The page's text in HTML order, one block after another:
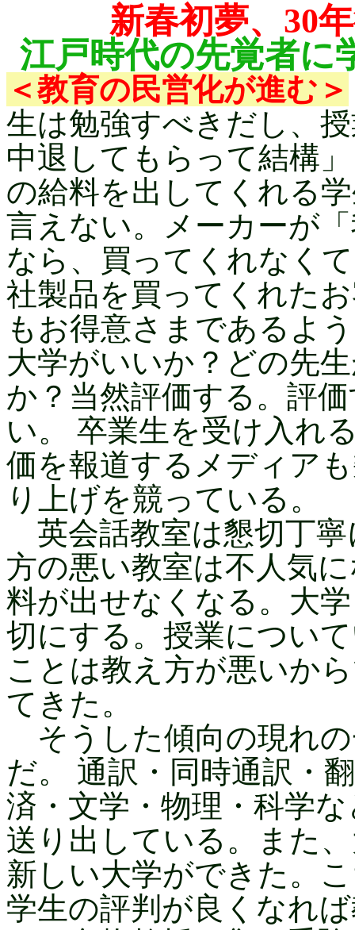
新春初夢、30
江戸時代の先覚者に
＜教育の民営化が進む＞
生は勉強すべきだし、
中退してもらって結構
の給料を出してくれる
言えない。メーカーが
なら、買ってくれなく
社製品を買ってくれた
もお得意さまであるよ
大学がいいか？どの先
か？当然評価する。評
い。 卒業生を受け入れ
価を報道するメディア
り上げを競っている。
英会話教室は懇切丁
方の悪い教室は不人気
料が出せなくなる。大
切にする。授業につい
ことは教え方が悪いか
てきた。
そうした傾向の現れ
だ。 通訳・同時通訳・
済・文学・物理・科学
送り出している。また
新しい大学ができた。
学生の評判が良くなれ